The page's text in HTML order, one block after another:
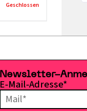
Geschlossen
Newsletter-
E-Mail-Adresse*